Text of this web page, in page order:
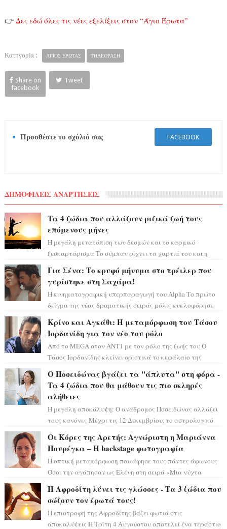
👉 Δες εδώ όλες τις νέες εξελίξεις στον “Άγιο Έρωτα”
Κατηγορία : ΑΓΙΟΣ ΕΡΩΤΑΣ ΤΗΛΕΟΡΑΣΗ
Share on
facebook
Tweet
Προσθέστε το σχόλιό σας FACEBOOK
ΔΗΜΟΦΙΛΕΙΣ ΑΝΑΡΤΗΣΕΙΣ
Τα 4 ζώδια που αλλάζουν ριζικά ζωή τους
επόμενους μήνες
Η μεγάλη μετατόπιση των δεσμών και το καρμικό
ξεσκαρτάρισμα Το σύμπαν ρίχνει τα χαρτιά του και η
Για Σένα: Το κρυφό μήνυμα στο τρέιλερ που
γυρίστηκε στη Σαχάρα!
Η κινηματογραφική υπερπαραγωγή του Alpha Το πρώτο
δείγμα της νέας δραματικής σειράς μόλις κυκλοφόρησε
Κρίνο και Αγκάθι: Η μεταμόρφωση του Τάσου
Ιορδανίδη για τον νέο του ρόλο
Από το MEGA στον ΑΝΤ1 με τον ρόλο της ζωής του Ο
Τάσος Ιορδανίδης κλείνει οριστικά το κεφάλαιο της
Ο Ποσειδώνας βγάζει τα "άπλυτα" στη φόρα -
Τα 4 ζώδια που θα μάθουν τις πιο σκληρές
αλήθειες
Η μεγάλη αποκάλυψη: Ο ανάδρομος Ποσειδώνας αλλάζει
τους κανόνες Μέχρι τις 12 Δεκεμβρίου, το αστρολογικό
Οι Κόρες της Αρετής: Αγνώριστη η Μαριάννα
Πουρέγκα – H backstage φωτογραφία
Η οπτική μεταμόρφωση που άφησε τους πάντες άφωνους
Όσοι την αγάπησαν ως Ελένη στη σειρά «Μια νύχτα
Η Αφροδίτη λύνει τις γλώσσες - Τα 3 ζώδια που
σώζουν τον έρωτά τους!
Η επιστροφή της Αφροδίτης βάζει φωτιά στις
αποκαλύψεις Η Τρίτη 4 Αυγούστου αποτελεί ένα τεράστιο